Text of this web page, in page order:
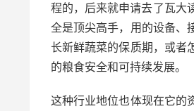
程的，后来就申请去了瓦大
全是顶尖高手，用的设备、
长新鲜蔬菜的保质期，或者
的粮食安全和可持续发展。
这种行业地位也体现在它的